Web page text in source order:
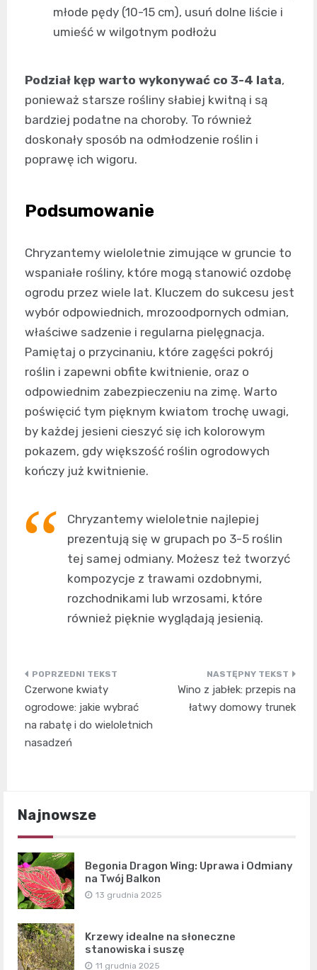
młode pędy (10-15 cm), usuń dolne liście i
umieść w wilgotnym podłożu
Podział kęp warto wykonywać co 3-4 lata,
ponieważ starsze rośliny słabiej kwitną i są
bardziej podatne na choroby. To również
doskonały sposób na odmłodzenie roślin i
poprawę ich wigoru.
Podsumowanie
Chryzantemy wieloletnie zimujące w gruncie to
wspaniałe rośliny, które mogą stanowić ozdobę
ogrodu przez wiele lat. Kluczem do sukcesu jest
wybór odpowiednich, mrozoodpornych odmian,
właściwe sadzenie i regularna pielęgnacja.
Pamiętaj o przycinaniu, które zagęści pokrój
roślin i zapewni obfite kwitnienie, oraz o
odpowiednim zabezpieczeniu na zimę. Warto
poświęcić tym pięknym kwiatom trochę uwagi,
by każdej jesieni cieszyć się ich kolorowym
pokazem, gdy większość roślin ogrodowych
kończy już kwitnienie.
Chryzantemy wieloletnie najlepiej
prezentują się w grupach po 3-5 roślin
tej samej odmiany. Możesz też tworzyć
kompozycje z trawami ozdobnymi,
rozchodnikami lub wrzosami, które
również pięknie wyglądają jesienią.
Nawigacja
wpisu
Czerwone kwiaty
ogrodowe: jakie wybrać
na rabatę i do wieloletnich
nasadzeń
Wino z jabłek: przepis na
łatwy domowy trunek
Najnowsze
Begonia Dragon Wing: Uprawa i Odmiany
na Twój Balkon
13 grudnia 2025
Krzewy idealne na słoneczne
stanowiska i suszę
11 grudnia 2025